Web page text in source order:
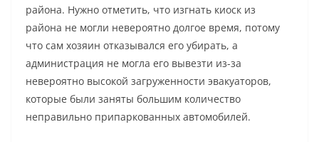
района. Нужно отметить, что изгнать киоск из
района не могли невероятно долгое время, потому
что сам хозяин отказывался его убирать, а
администрация не могла его вывезти из-за
невероятно высокой загруженности эвакуаторов,
которые были заняты большим количество
неправильно припаркованных автомобилей.